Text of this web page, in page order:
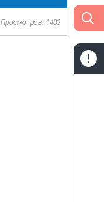
Просмотров: 1483